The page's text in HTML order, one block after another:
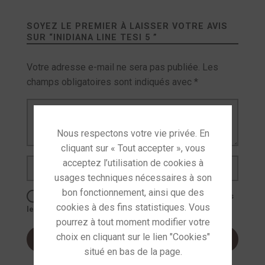
SOYEZ LE PREMIER À LAISSER VOTRE AVIS
SUR “ INIDIANA LINE TESI 5 ”
Votre adresse e-mail ne sera pas publiée. Les
champs obligatoires sont indiqués avec *
Enregistrer mon nom, mon e-mail et mon site dans
le navigateur pour mon prochain commentaire.